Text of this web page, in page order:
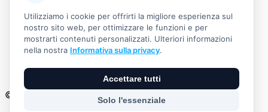
AGB
Informazioni legali
Informativa sulla privacy
Widerrufsbelehrung
Vertrag widerrufen
© 2026 Outdoor Living Alle Rechte vorbehalten
Utilizziamo i cookie per offrirti la migliore esperienza sul
nostro sito web, per ottimizzare le funzioni e per
mostrarti contenuti personalizzati. Ulteriori informazioni
nella nostra Informativa sulla privacy.
Accettare tutti
Solo l'essenziale